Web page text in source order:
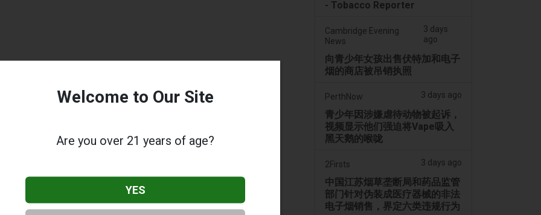
- Tobacco Reporter
Cambridge Evening
News
3 days
ago
向青少年女孩出售伏特加和电子
烟的商店被吊销执照
PerthNow 3 days ago
青少年因涉嫌虐待动物被起诉，
视频显示他们强迫将Vape吸入
黑天鹅的喉咙
2Firsts 3 days ago
中国江苏烟草垄断局和药品监管
部门针对伪装成医疗器械的非法
电子烟销售，界定六类违规行为
Welcome to Our Site
Are you over 21 years of age?
YES